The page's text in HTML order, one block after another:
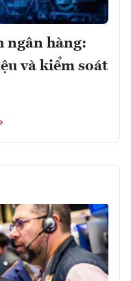
ngân hàng:
và kiểm soát